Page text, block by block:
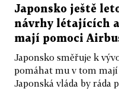
Japonsko ještě
návrhy létajících
mají pomoci
Japonsko směřuje k
pomáhat mu v tom
Japonská vláda by ráda